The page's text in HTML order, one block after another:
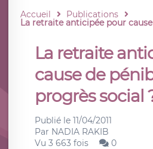
Accueil Publications
La retraite anticipée pour
La retraite
cause de
progrès social
Publié le 11/04/2011
Par NADIA RAKIB
Vu 3 663 fois
0